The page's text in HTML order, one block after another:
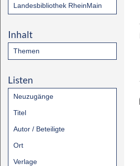
Landesbibliothek RheinMain
Inhalt
Themen
Listen
Neuzugänge
Titel
Autor / Beteiligte
Ort
Verlage